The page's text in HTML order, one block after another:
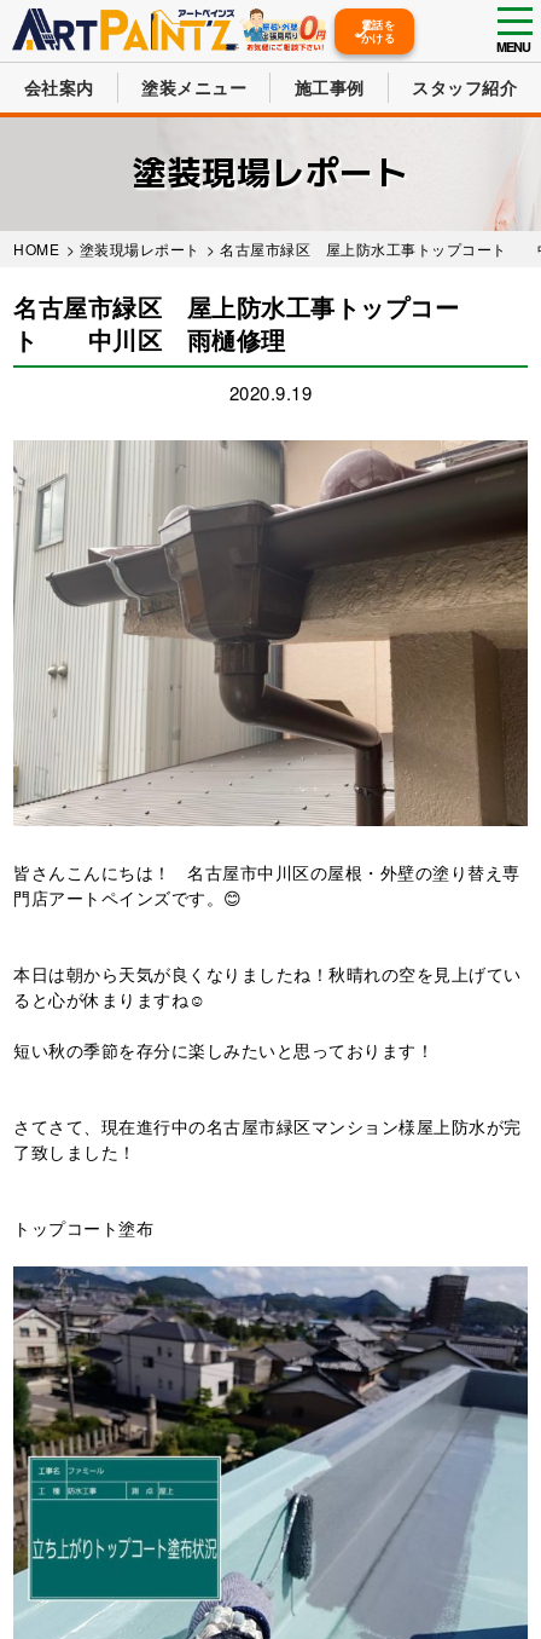
MENU
電話を
かける
会社案内 塗装メニュー 施工事例 スタッフ紹介
塗装現場レポート
HOME > 塗装現場レポート > 名古屋市緑区 屋上防水工事トップコート
名古屋市緑区 屋上防水工事トップコー
ト 中川区 雨樋修理
2020.9.19
皆さんこんにちは！ 名古屋市中川区の屋根・外壁の塗り替え専
門店アートペインズです。😊
本日は朝から天気が良くなりましたね！秋晴れの空を見上げてい
ると心が休まりますね☺️
短い秋の季節を存分に楽しみたいと思っております！
さてさて、現在進行中の名古屋市緑区マンション様屋上防水が完
了致しました！
トップコート塗布